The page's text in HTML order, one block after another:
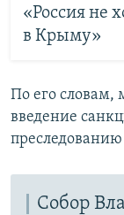
«Россия не
в Крыму»
По его словам,
введение
Собор